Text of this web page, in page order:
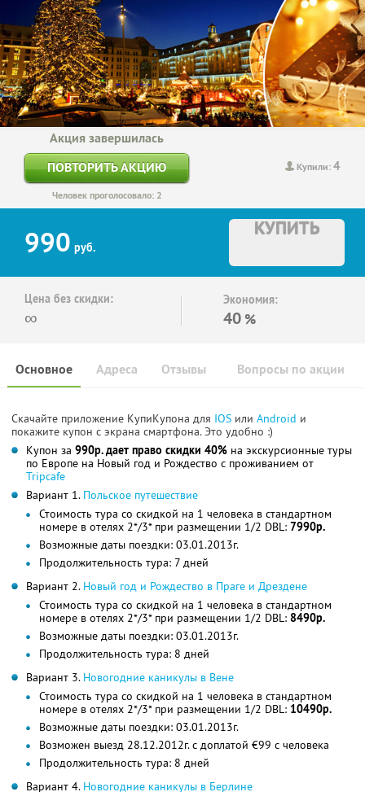
Купили:4
Акция завершилась
ПОВТОРИТЬ АКЦИЮ
Человек проголосовало: 2
990 руб.
КУПИТЬ
Цена без скидки:
∞
Экономия:
40 %
Основное Отзывы Вопросы по акции
Адреса
Скачайте приложение КупиКупона для IOS или Android и
покажите купон с экрана смартфона. Это удобно :)
Купон за 990р. дает право скидки 40% на экскурсионные туры
по Европе на Новый год и Рождество с проживанием от
Tripcafe
Вариант 1. Польское путешествие
Стоимость тура со скидкой на 1 человека в стандартном
номере в отелях 2*/3* при размещении 1/2 DBL: 7990р.
Возможные даты поездки: 03.01.2013г.
Продолжительность тура: 7 дней
Вариант 2. Новый год и Рождество в Праге и Дрездене
Стоимость тура со скидкой на 1 человека в стандартном
номере в отелях 2*/3* при размещении 1/2 DBL: 8490р.
Возможные даты поездки: 03.01.2013г.
Продолжительность тура: 8 дней
Вариант 3. Новогодние каникулы в Вене
Стоимость тура со скидкой на 1 человека в стандартном
номере в отелях 2*/3* при размещении 1/2 DBL: 10490р.
Возможные даты поездки: 03.01.2013г.
Возможен выезд 28.12.2012г. с доплатой €99 с человека
Продолжительность тура: 8 дней
Вариант 4. Новогодние каникулы в Берлине